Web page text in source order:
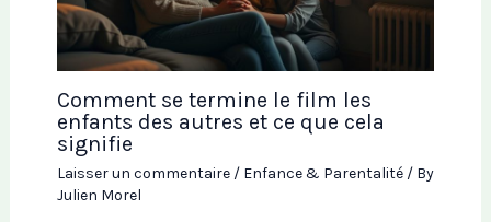
Comment se termine le film les
enfants des autres et ce que cela
signifie
Laisser un commentaire / Enfance & Parentalité/ By
Julien Morel